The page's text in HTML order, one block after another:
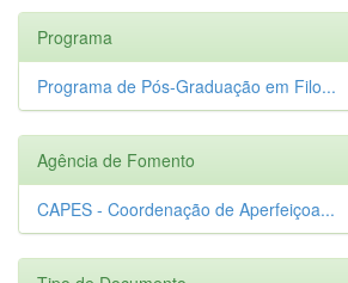
Programa
Programa de Pós-Graduação em Filo...
Agência de Fomento
CAPES - Coordenação de Aperfeiçoa...